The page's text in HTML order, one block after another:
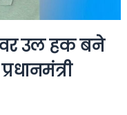
उल हक बने